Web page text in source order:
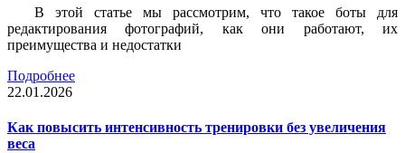
В этой статье мы рассмотрим, что такое боты для
редактирования фотографий, как они работают, их
преимущества и недостатки
Подробнее
22.01.2026
Как повысить интенсивность тренировки без увеличения
веса